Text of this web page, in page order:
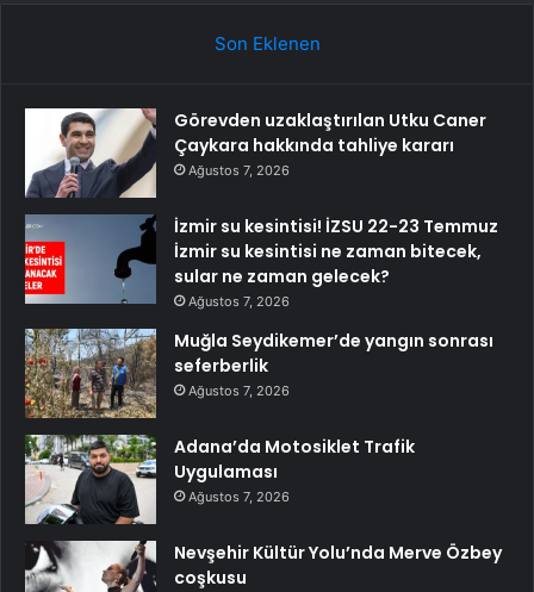
Son Eklenen
Görevden uzaklaştırılan Utku Caner
Çaykara hakkında tahliye kararı
Ağustos 7, 2026
İzmir su kesintisi! İZSU 22-23 Temmuz
İzmir su kesintisi ne zaman bitecek,
sular ne zaman gelecek?
Ağustos 7, 2026
Muğla Seydikemer’de yangın sonrası
seferberlik
Ağustos 7, 2026
Adana’da Motosiklet Trafik
Uygulaması
Ağustos 7, 2026
Nevşehir Kültür Yolu’nda Merve Özbey
coşkusu